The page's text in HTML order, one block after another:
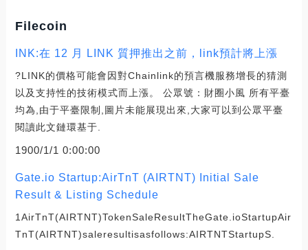
Filecoin
INK:在 12 月 LINK 質押推出之前，link預計將上漲
?LINK的價格可能會因對Chainlink的預言機服務增長的猜測
以及支持性的技術模式而上漲。 公眾號：財圈小風 所有平臺
均為,由于平臺限制,圖片未能展現出來,大家可以到公眾平臺
閱讀此文鏈環基于.
1900/1/1 0:00:00
Gate.io Startup:AirTnT (AIRTNT) Initial Sale
Result & Listing Schedule
1AirTnT(AIRTNT)TokenSaleResultTheGate.ioStartupAir
TnT(AIRTNT)saleresultisasfollows:AIRTNTStartupS.